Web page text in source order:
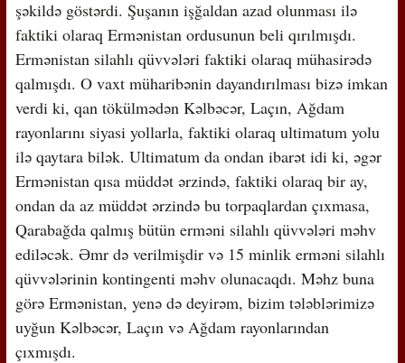
şəkildə göstərdi. Şuşanın işğaldan azad olunması ilə
faktiki olaraq Ermənistan ordusunun beli qırılmışdı.
Ermənistan silahlı qüvvələri faktiki olaraq mühasirədə
qalmışdı. O vaxt müharibənin dayandırılması bizə imkan
verdi ki, qan tökülmədən Kəlbəcər, Laçın, Ağdam
rayonlarını siyasi yollarla, faktiki olaraq ultimatum yolu
ilə qaytara bilək. Ultimatum da ondan ibarət idi ki, əgər
Ermənistan qısa müddət ərzində, faktiki olaraq bir ay,
ondan da az müddət ərzində bu torpaqlardan çıxmasa,
Qarabağda qalmış bütün erməni silahlı qüvvələri məhv
ediləcək. Əmr də verilmişdir və 15 minlik erməni silahlı
qüvvələrinin kontingenti məhv olunacaqdı. Məhz buna
görə Ermənistan, yenə də deyirəm, bizim tələblərimizə
uyğun Kəlbəcər, Laçın və Ağdam rayonlarından
çıxmışdı.